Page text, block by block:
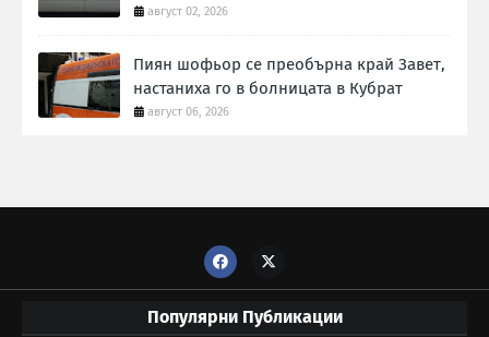
август 02, 2026
Пиян шофьор се преобърна край Завет,
настаниха го в болницата в Кубрат
август 06, 2026
Популярни Публикации